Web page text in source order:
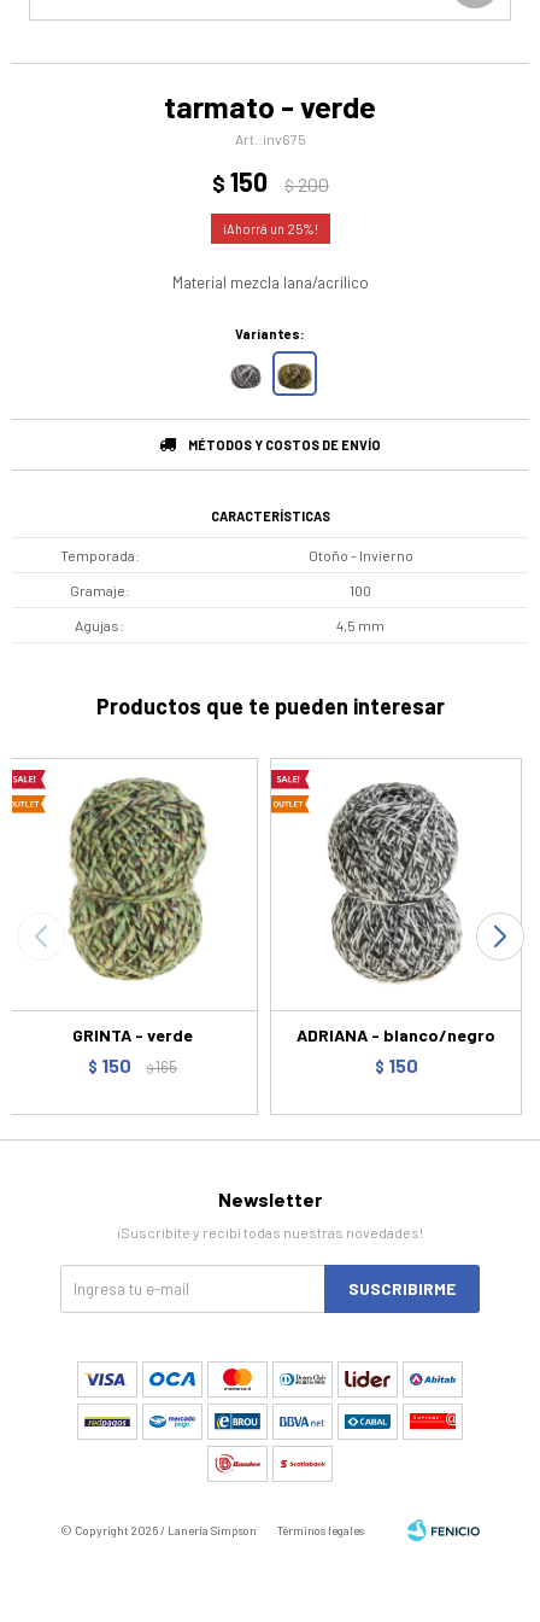
tarmato - verde
inv675
$ 150 $200
25
Material mezcla lana/acrilico
Variantes:
MÉTODOS Y COSTOS DE ENVÍO
CARACTERÍSTICAS
Temporada Otoño - Invierno
Gramaje 100
Agujas 4,5 mm
Productos que te pueden interesar
GRINTA - verde
$ 150 $165
ADRIANA - blanco/negro
$ 150
Newsletter
¡Suscribite y recibí todas nuestras novedades!
SUSCRIBIRME
© Copyright 2026 / Laneria Simpson Términos legales